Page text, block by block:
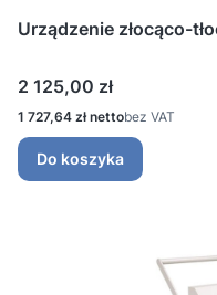
Urządzenie złocąco-
Cena
2 125,00 zł
Cena
1 727,64 zł bez VAT
Do koszyka